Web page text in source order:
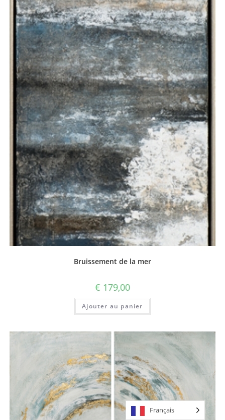
Bruissement de la mer
€ 179,00
Ajouter au panier
Français